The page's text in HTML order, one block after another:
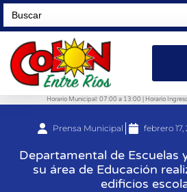
Search
for:
Horario Municipal: 07:00 a 13:00 | Horario
Prensa Municipal febrero 17,
Departamental de Escuelas
su área de Educación
edificios